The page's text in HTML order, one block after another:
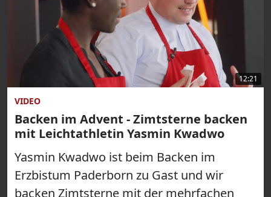
12:21
VIDEO
Backen im Advent - Zimtsterne backen
mit Leichtathletin Yasmin Kwadwo
Yasmin Kwadwo ist beim Backen im
Erzbistum Paderborn zu Gast und wir
backen Zimtsterne mit der mehrfachen